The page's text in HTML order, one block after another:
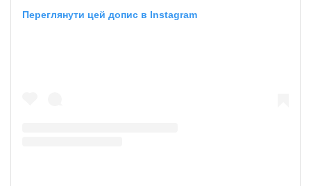
Переглянути цей допис в Instagram